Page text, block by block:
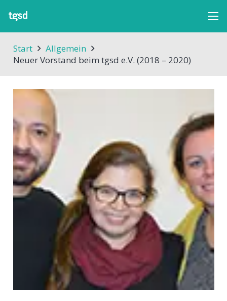
Start
Allgemein
Neuer Vorstand beim tgsd e.V. (2018 – 2020)